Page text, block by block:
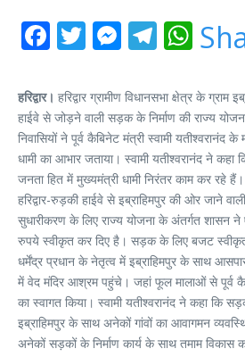
Facebook
Twitter
हरिद्वार। हरिद्वार ग्रामीण विधानसभा क्षेत्र के ग्राम
हाईवे से जोड़ने वाली सड़क के निर्माण की राज्य
निवासियों ने पूर्व कैबिनेट मंत्री स्वामी यतीश्वरानंद
धामी का आभार जताया। स्वामी यतीश्वरानंद ने
जनता हित में मुख्यमंत्री धामी निरंतर काम कर रहे हैं।
हरिद्वार-रुड़की हाईवे से इब्राहिमपुर की ओर जाने
सुधारीकरण के लिए राज्य योजना के अंतर्गत शासन
रुपये स्वीकृत कर दिए है। सड़क के लिए बजट
धर्मेंद्र प्रधान के नेतृत्व में इब्राहिमपुर के साथ
में वेद मंदिर आश्रम पहुंचे। जहां फूल मालाओं से पूर्व
का स्वागत किया। स्वामी यतीश्वरानंद ने कहा कि
इब्राहिमपुर के साथ अनेकों गांवों का आवागमन
अनेकों सड़कों के निर्माण कार्य के साथ तमाम विकास